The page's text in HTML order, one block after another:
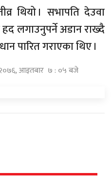
थियो । सभापति देउवा
लगाउनुपर्ने अडान राख्दै
पारित गराएका थिए ।
२०७६, आइतबार ७ : ०५ बजे